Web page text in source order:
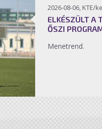
2026-08-06, KTE/
ELKÉSZÜLT A
ŐSZI
Menetrend.